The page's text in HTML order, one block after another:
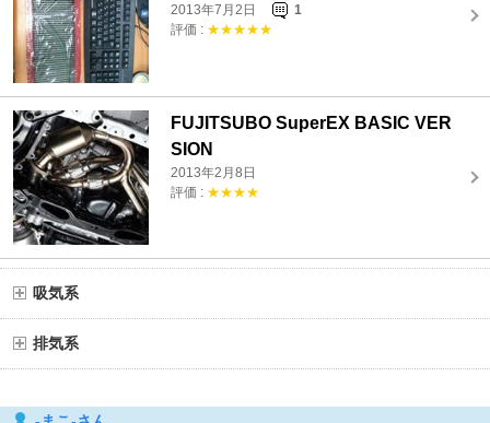
2013年7月2日
1
評価 : ★★★★★
FUJITSUBO SuperEX BASIC VER
SION
2013年2月8日
評価 : ★★★★
吸気系
排気系